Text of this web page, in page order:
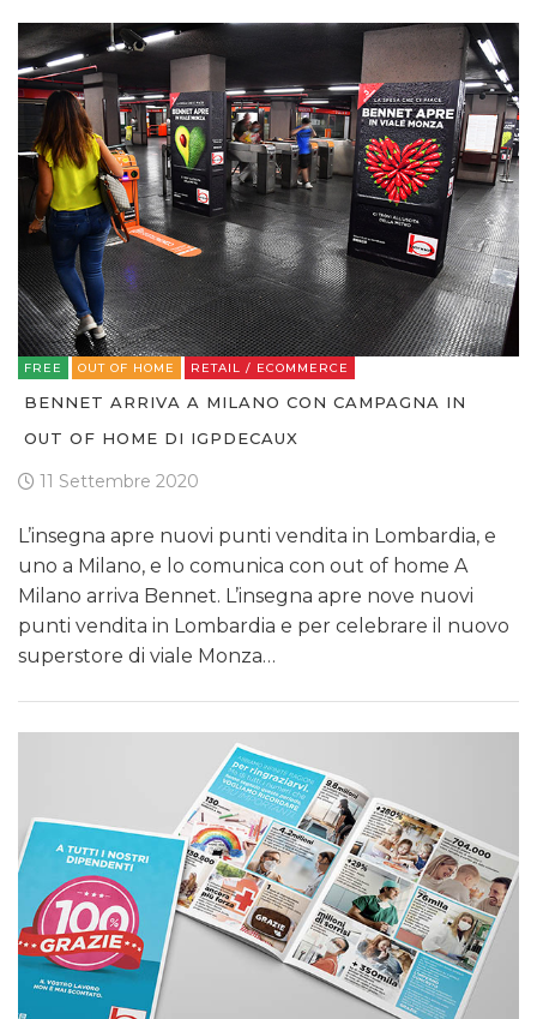
FREE OUT OF HOME RETAIL / ECOMMERCE
BENNET ARRIVA A MILANO CON CAMPAGNA IN
OUT OF HOME DI IGPDECAUX
11 Settembre 2020
L’insegna apre nuovi punti vendita in Lombardia, e
uno a Milano, e lo comunica con out of home A
Milano arriva Bennet. L’insegna apre nove nuovi
punti vendita in Lombardia e per celebrare il nuovo
superstore di viale Monza…